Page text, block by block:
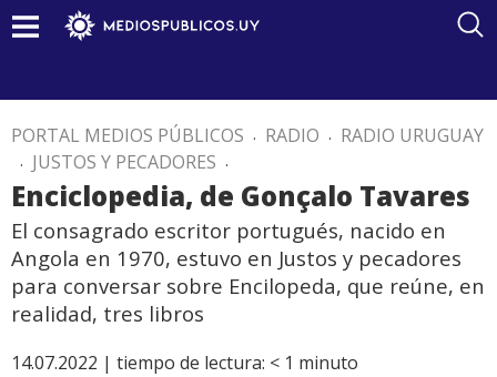
PORTAL MEDIOS PÚBLICOS . RADIO . RADIO URUGUAY
. JUSTOS Y PECADORES .
Enciclopedia, de Gonçalo Tavares
El consagrado escritor portugués, nacido en
Angola en 1970, estuvo en Justos y pecadores
para conversar sobre Encilopeda, que reúne, en
realidad, tres libros
14.07.2022 | tiempo de lectura: < 1 minuto